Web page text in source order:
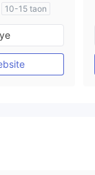
10-15 taon
(MM)
na MT4